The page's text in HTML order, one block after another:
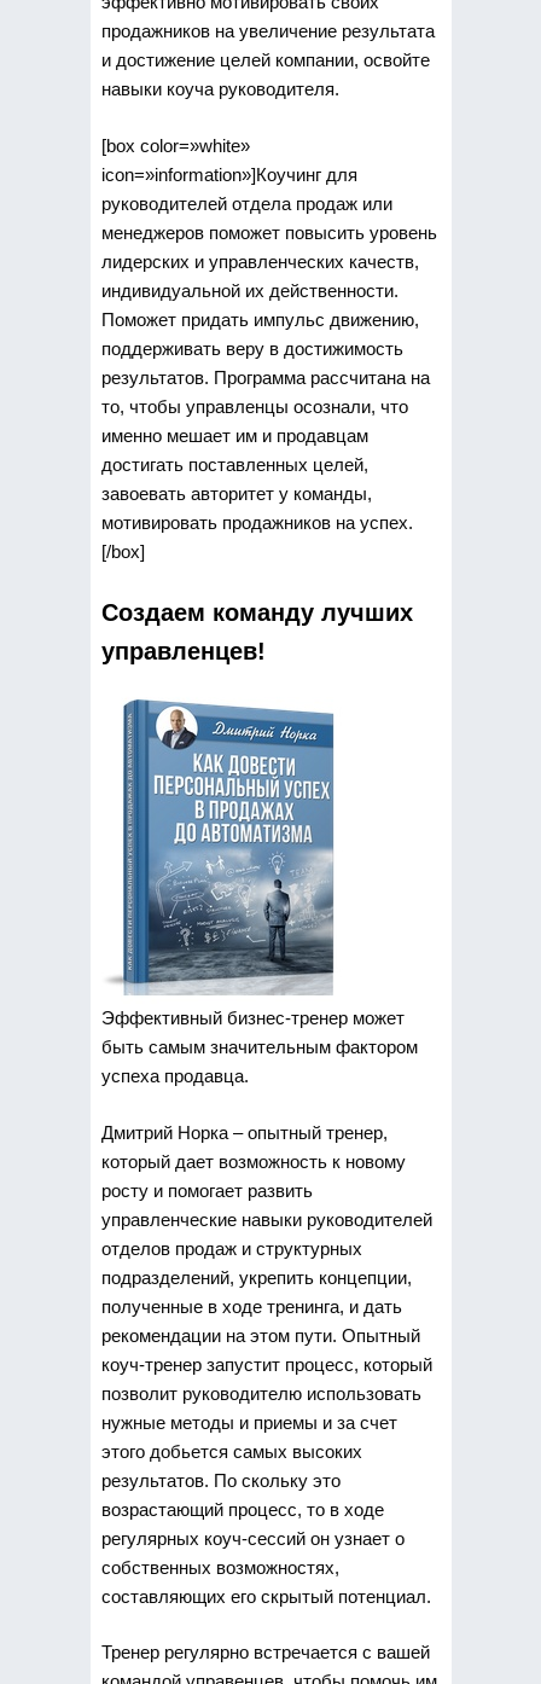
продажников на увеличение результата
и достижение целей компании, освойте
навыки коуча руководителя.
[box color=»white»
icon=»information»]Коучинг для
руководителей отдела продаж или
менеджеров поможет повысить уровень
лидерских и управленческих качеств,
индивидуальной их действенности.
Поможет придать импульс движению,
поддерживать веру в достижимость
результатов. Программа рассчитана на
то, чтобы управленцы осознали, что
именно мешает им и продавцам
достигать поставленных целей,
завоевать авторитет у команды,
мотивировать продажников на успех.
[/box]
Создаем команду лучших
управленцев!
Эффективный бизнес-тренер может
быть самым значительным фактором
успеха продавца.
Дмитрий Норка – опытный тренер,
который дает возможность к новому
росту и помогает развить
управленческие навыки руководителей
отделов продаж и структурных
подразделений, укрепить концепции,
полученные в ходе тренинга, и дать
рекомендации на этом пути. Опытный
коуч-тренер запустит процесс, который
позволит руководителю использовать
нужные методы и приемы и за счет
этого добьется самых высоких
результатов. По скольку это
возрастающий процесс, то в ходе
регулярных коуч-сессий он узнает о
собственных возможностях,
составляющих его скрытый потенциал.
Тренер регулярно встречается с вашей